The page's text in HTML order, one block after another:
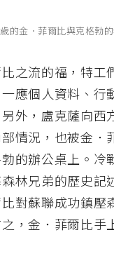
的金．菲爾比與克格勃
之流的福，特工
應個人資料、行
外，盧克薩向西
情況，也被金．
的辦公桌上。冷
林兄弟的歷史記
對蘇聯成功鎮壓
，金．菲爾比手